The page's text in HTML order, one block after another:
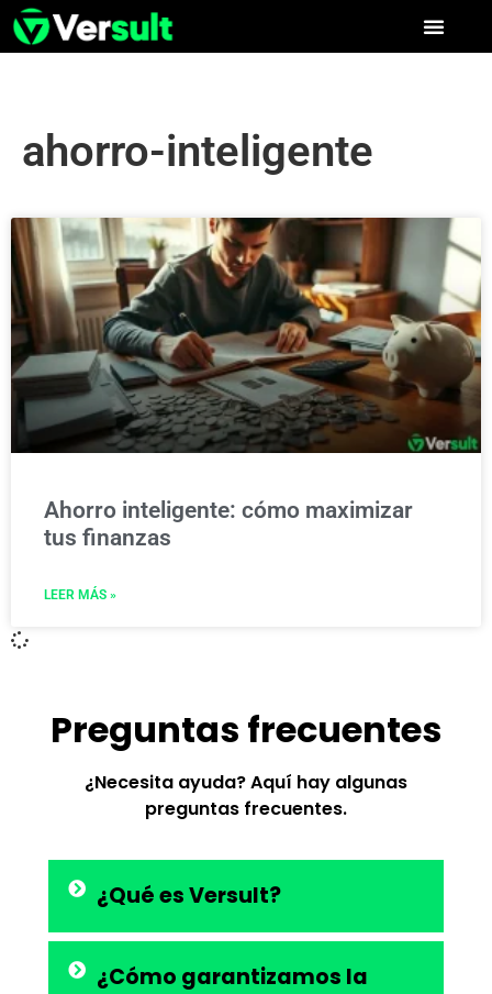
ahorro-inteligente
Ahorro inteligente: cómo maximizar
tus finanzas
LEER MÁS »
Preguntas frecuentes
¿Necesita ayuda? Aquí hay algunas
preguntas frecuentes.
¿Qué es Versult?
¿Cómo garantizamos la